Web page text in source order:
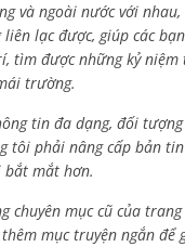
và ngoài nước với
lạc được, giúp các
tìm được những kỷ
trường.
tin đa dạng, đối
tôi phải nâng cấp bản
mắt hơn.
chuyên mục cũ của
mục truyện ngắn để